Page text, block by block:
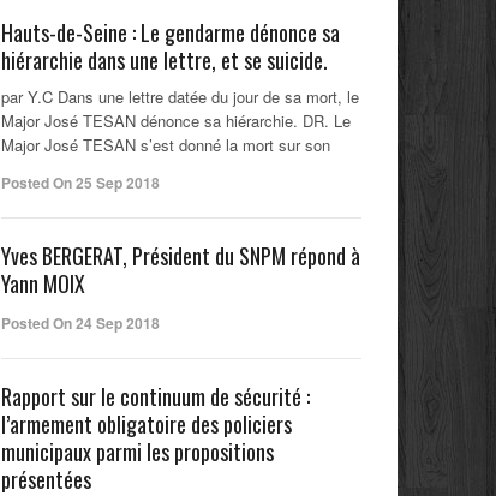
Hauts-de-Seine : Le gendarme dénonce sa
hiérarchie dans une lettre, et se suicide.
par Y.C Dans une lettre datée du jour de sa mort, le
Major José TESAN dénonce sa hiérarchie. DR. Le
Major José TESAN s’est donné la mort sur son
Posted On 25 Sep 2018
Yves BERGERAT, Président du SNPM répond à
Yann MOIX
Posted On 24 Sep 2018
Rapport sur le continuum de sécurité :
l’armement obligatoire des policiers
municipaux parmi les propositions
présentées